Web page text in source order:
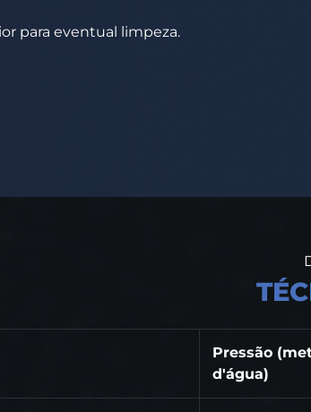
para eventual limpeza.
Pressão
d'água)